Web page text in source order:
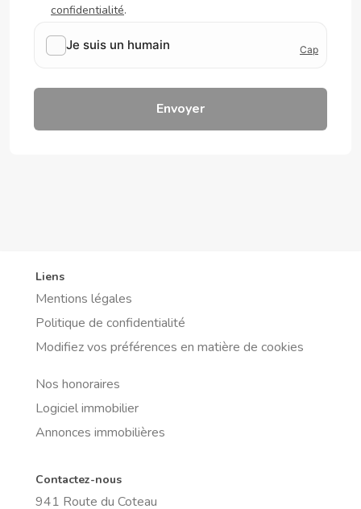
confidentialité.
Envoyer
Liens
Mentions légales
Politique de confidentialité
Modifiez vos préférences en matière de cookies
Nos honoraires
Logiciel immobilier
Annonces immobilières
Contactez-nous
941 Route du Coteau